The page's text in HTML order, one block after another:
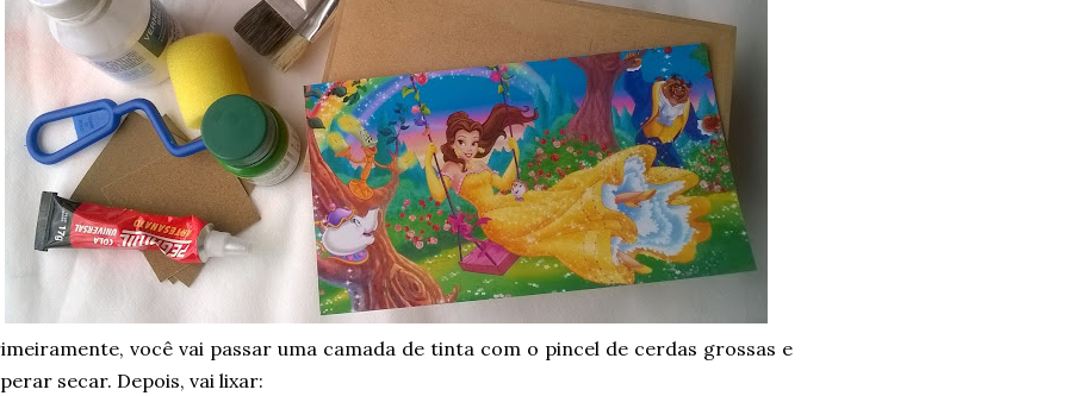
você vai passar uma camada de tinta com o pincel de cerdas grossas e
secar. Depois, vai lixar: